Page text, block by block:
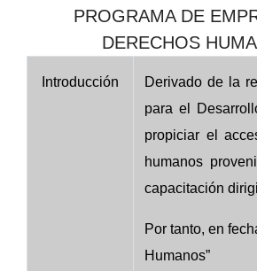
PROGRAMA DE
DERECHOS
Introducción
Derivado de la
para el
propiciar el
humanos
capacitación
Por tanto, en
Humanos”